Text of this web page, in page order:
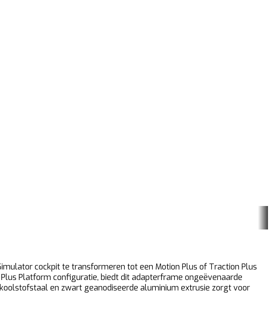
cockpit te transformeren tot een Motion Plus of Traction Plus
Platform configuratie, biedt dit adapterframe ongeëvenaarde
en zwart geanodiseerde aluminium extrusie zorgt voor